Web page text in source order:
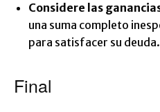
Considere las
una suma completo
para satisfacer su deuda.
Final